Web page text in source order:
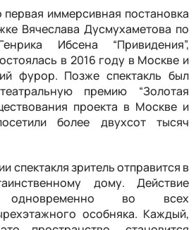
первая иммерсивная постановка
Вячеслава Дусмухаметова по
Ибсена “Привидения”,
в 2016 году в Москве и
фурор. Позже спектакль был
премию “Золотая
проекта в Москве и
более двухсот тысяч
спектакля зритель отправится в
дому. Действие
одновременно во всех
особняка. Каждый,